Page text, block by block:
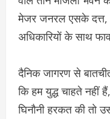
मेजर जनरल एसके दत्त,
अधिकारियों के साथ
दैनिक जागरण से
कि हम युद्ध चाहते नहीं
घिनौनी हरकत की तो